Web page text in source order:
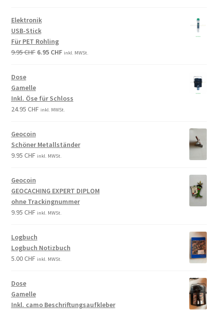
Elektronik
USB-Stick
Für PET Rohling
9.95CHF 6.95 CHF inkl. MWSt.
Dose
Gamelle
Inkl. Öse für Schloss
24.95 CHF inkl. MWSt.
Geocoin
Schöner Metallständer
9.95 CHF inkl. MWSt.
Geocoin
GEOCACHING EXPERT DIPLOM
ohne Trackingnummer
9.95 CHF inkl. MWSt.
Logbuch
Logbuch Notizbuch
5.00CHF inkl. MWSt.
Dose
Gamelle
Inkl. camo Beschriftungsaufkleber